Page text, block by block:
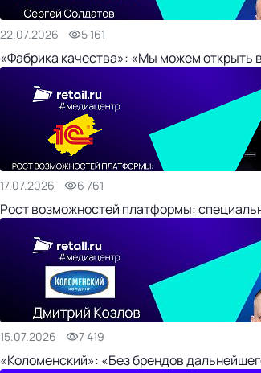
22.07.2026 5 161
«Фабрика качества»: «Мы можем открыть
17.07.2026 6 761
Рост возможностей платформы:
15.07.2026 7 419
«Коломенский»: «Без брендов